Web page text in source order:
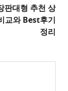
판대형 추천 상
교와 Best후기
정리